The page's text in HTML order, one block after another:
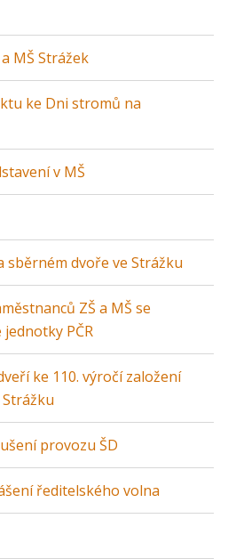
MŠ Strážek
ke Dni stromů na
v MŠ
sběrném dvoře ve Strážku
ZŠ a MŠ se
PČR
ke 110. výročí založení
provozu ŠD
ředitelského volna